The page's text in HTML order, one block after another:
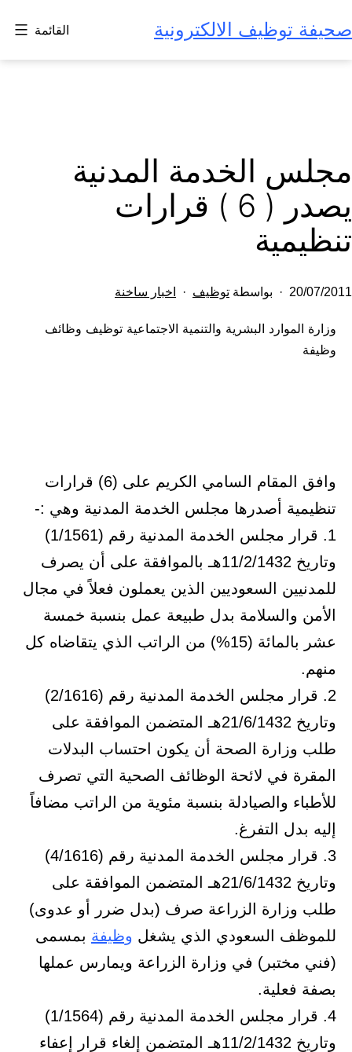
إلى
المحتوى
صحيفة توظيف الالكترونية القائمة
مجلس الخدمة المدنية
يصدر ( 6 ) قرارات
تنظيمية
تم
في
20/07/2011 بواسطة توظيف
مصنف
اخبار ساخنة
وزارة الموارد البشرية والتنمية الاجتماعية توظيف وظائف
وظيفة
وافق المقام السامي الكريم على (6) قرارات
تنظيمية أصدرها مجلس الخدمة المدنية وهي :-
1. قرار مجلس الخدمة المدنية رقم (1/1561)
وتاريخ 11/2/1432هـ بالموافقة على أن يصرف
للمدنيين السعوديين الذين يعملون فعلاً في مجال
الأمن والسلامة بدل طبيعة عمل بنسبة خمسة
عشر بالمائة (15%) من الراتب الذي يتقاضاه كل
منهم.
2. قرار مجلس الخدمة المدنية رقم (2/1616)
وتاريخ 21/6/1432هـ المتضمن الموافقة على
طلب وزارة الصحة أن يكون احتساب البدلات
المقرة في لائحة الوظائف الصحية التي تصرف
للأطباء والصيادلة بنسبة مئوية من الراتب مضافاً
إليه بدل التفرغ.
3. قرار مجلس الخدمة المدنية رقم (4/1616)
وتاريخ 21/6/1432هـ المتضمن الموافقة على
طلب وزارة الزراعة صرف (بدل ضرر أو عدوى)
للموظف السعودي الذي يشغل وظيفة بمسمى
(فني مختبر) في وزارة الزراعة ويمارس عملها
بصفة فعلية.
4. قرار مجلس الخدمة المدنية رقم (1/1564)
وتاريخ 11/2/1432هـ المتضمن إلغاء قرار إعفاء